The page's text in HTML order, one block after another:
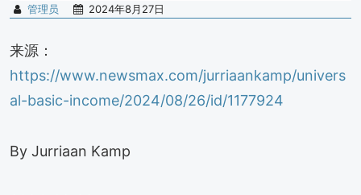
管理员 2024年8月27日
来源：
https://www.newsmax.com/jurriaankamp/univers
al-basic-income/2024/08/26/id/1177924
By Jurriaan Kamp